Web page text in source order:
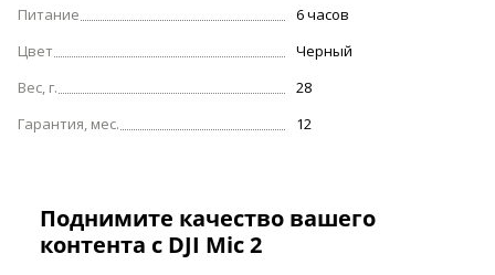
Питание
6 часов
Цвет
Черный
Вес, г.
28
Гарантия, мес.
12
Поднимите качество вашего
контента с DJI Mic 2